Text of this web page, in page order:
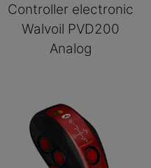
Controller electronic
Walvoil PVD200
Analog